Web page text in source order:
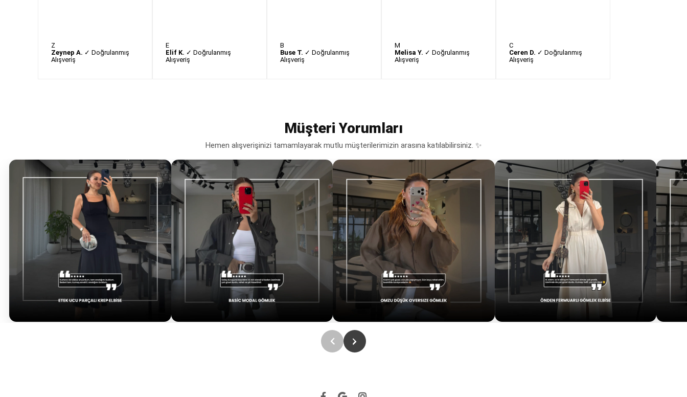
Z
Zeynep A. ✓ Doğrulanmış
Alışveriş
E
Elif K. ✓ Doğrulanmış
Alışveriş
B
Buse T. ✓ Doğrulanmış
Alışveriş
M
Melisa Y. ✓ Doğrulanmış
Alışveriş
C
Ceren D. ✓ Doğrulanmış
Alışveriş
Müşteri Yorumları
Hemen alışverişinizi tamamlayarak mutlu müşterilerimizin arasına katılabilirsiniz. ✨